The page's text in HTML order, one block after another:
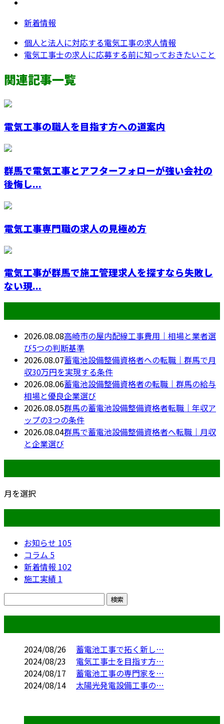
新着情報
個人と法人に対応する電気工事の求人情報
電気工事士の求人に応募する前に知っておきたいこと
関連記事一覧
電気工事の職人を目指す方への道案内
群馬で電気工事とアフターフォローが強い会社の
後悔し...
電気工事専門職の求人の見極め方
電気工事が群馬で施工管理求人を探すなら失敗し
ない現...
2026.08.08高崎市の屋内配線工事費用｜相場と業者選
び5つの判断基準
2026.08.07蓄電池設備整備資格者への転職｜群馬で月
収30万円を実現する条件
2026.08.06蓄電池設備整備資格者の転職｜群馬の給与
相場と優良企業選び
2026.08.05群馬の蓄電池設備整備資格者転職｜年収ア
ップの3つの条件
2026.08.04群馬で蓄電池設備整備資格者へ転職｜月収
と企業選び
月を選択
お知らせ 105
コラム 5
新着情報 102
施工実績 1
2024/08/26
蓄電池工事で拓く新し…
2024/08/23
電気工事士を目指す方…
2024/08/17
蓄電池工事の専門家を…
2024/08/14
太陽光発電設備工事の…